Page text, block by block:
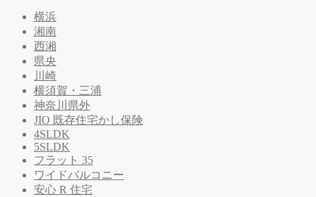
横浜
湘南
西湘
県央
川崎
横須賀・三浦
神奈川県外
JIO 既存住宅かし保険
4SLDK
5SLDK
フラット 35
ワイドバルコニー
安心 R 住宅